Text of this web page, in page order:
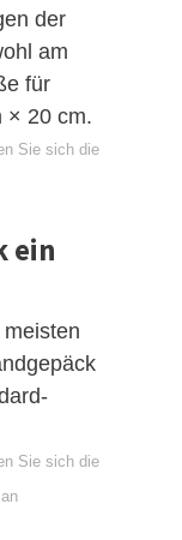
der
am
für
× 20 cm.
Sie sich die
ein
Sie sich die